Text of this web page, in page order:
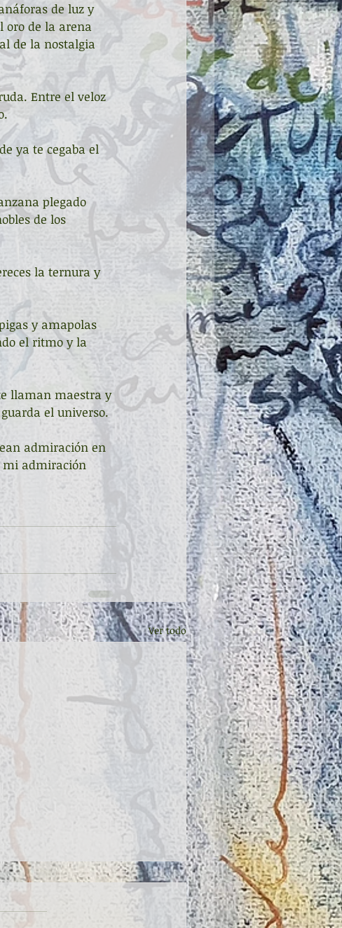
de luz y
oro de la arena
de la nostalgia
Entre el veloz
ya te cegaba el
plegado
de los
la ternura y
y amapolas
el ritmo y la
llaman maestra y
el universo.
admiración en
mi admiración
Ver todo